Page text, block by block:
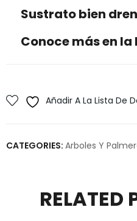
Sustrato bien
Conoce más en
Añadir A La Lista De
CATEGORIES: Arboles Y
RELATED